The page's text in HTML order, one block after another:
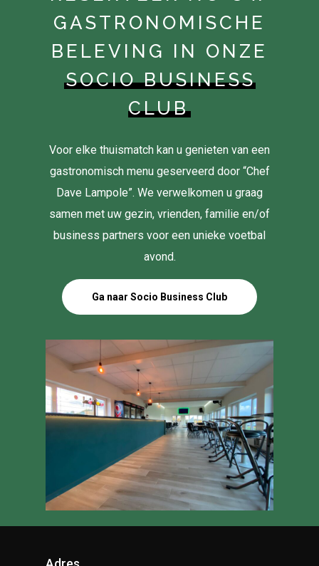
GASTRONOMISCHE
BELEVING IN ONZE
SOCIO BUSINESS
CLUB
Voor elke thuismatch kan u genieten van een
gastronomisch menu geserveerd door “Chef
Dave Lampole”. We verwelkomen u graag
samen met uw gezin, vrienden, familie en/of
business partners voor een unieke voetbal
avond.
Ga naar Socio Business Club